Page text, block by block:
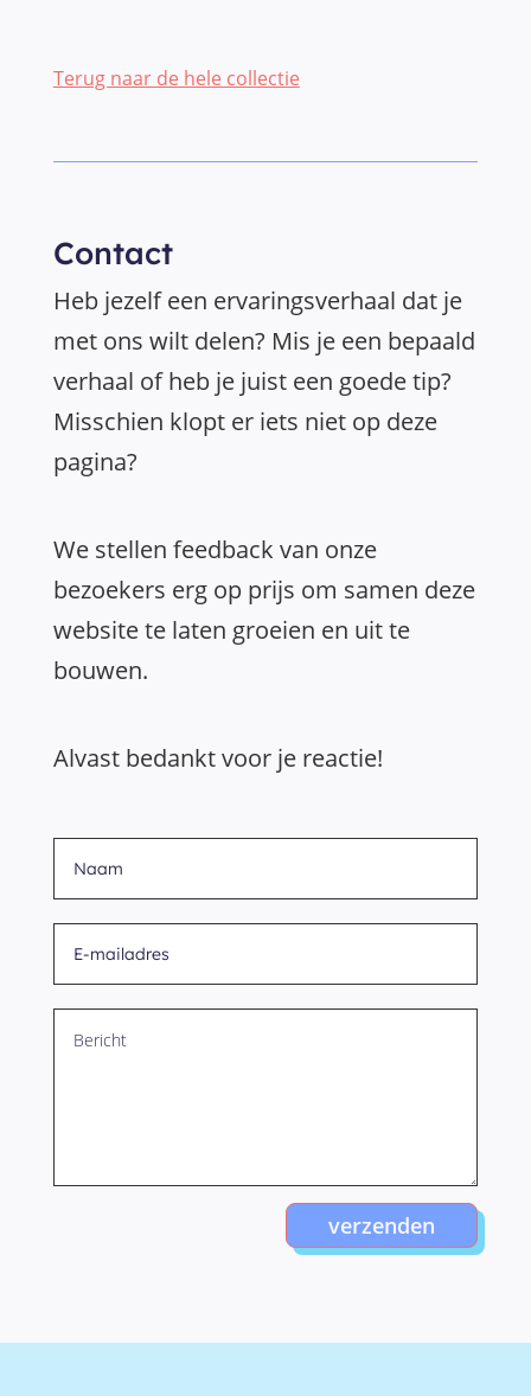
Terug naar de hele collectie
Contact
Heb jezelf een ervaringsverhaal dat je
met ons wilt delen? Mis je een bepaald
verhaal of heb je juist een goede tip?
Misschien klopt er iets niet op deze
pagina?
We stellen feedback van onze
bezoekers erg op prijs om samen deze
website te laten groeien en uit te
bouwen.
Alvast bedankt voor je reactie!
verzenden